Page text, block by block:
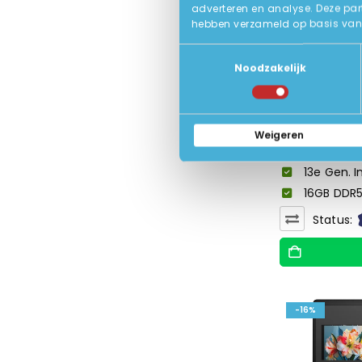
adverteren en analyse. Deze
hebben verzameld op basis
Noodzakelijk
WeigerenHP Elite
13.3 inch
13e Gen.
16GB
Status:
-16%